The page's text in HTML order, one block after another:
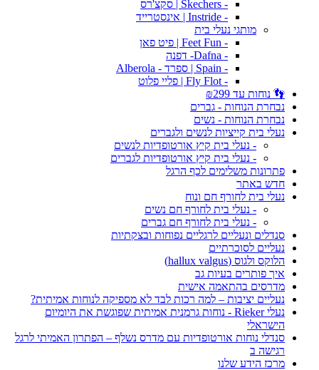
- Skechers | סקצ'רס
- Instride | אינסטרייד
מותגי נעלי בית
- Feet Fun | פיט פאן
- Dafna- דפנה
- Spain | ספרד - Alberola
- Fly Flot | פליי פלוט
👣 נוחות עד ₪299
נבחרת הנוחות - גברים
נבחרת הנוחות - נשים
נעלי בית קייציות לנשים ולגברים
- נעלי בית קיץ אורטופדיות לנשים
- נעלי בית קיץ אורטופדיות לגברים
פתרונות משלימים לכף הרגל
חדש באתר
נעלי בית לחורף חם ונוח
- נעלי בית לחורף חם נשים
- נעלי בית לחורף חם גברים
סנדלים ונעליים לרגליים נפוחות ובצקתיות
נעליים לסוכרתיים
הלוקס ולגוס (hallux valgus)
איך פותרים בעיות גב
מדרסים בהתאמה אישית
נעליים יציבות – למה רכות לבד לא מספיקה לנוחות אמיתית?
נעלי Rieker - נוחות גרמנית אמיתית שפוגשת את היומיום
הישראלי
סנדלי נוחות אורטופדיות עם מדרס נשלף – הפתרון האמיתי לרגל
רגישה ב
מרכז הידע שלנו